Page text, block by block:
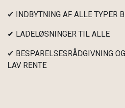
✔ INDBYTNING AF ALLE TYPER
✔ LADELØSNINGER TIL ALLE
✔ BESPARELSESRÅDGIVNING
LAV RENTE